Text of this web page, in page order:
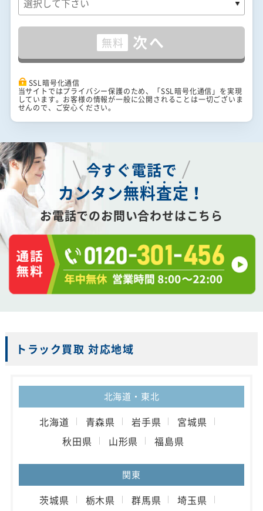
無料 次へ
SSL暗号化通信
当サイトではプライバシー保護のため、「SSL暗号化通信」を実現
しています。お客様の情報が一般に公開されることは一切ございま
せんので、ご安心ください。
今すぐ電話で
カンタン無料査定 ！
お電話でのお問い合わせはこちら
トラック買取 対応地域
北海道・東北
北海道 青森県 岩手県
宮城県
秋田県
山形県 福島県
関東
茨城県 栃木県 群馬県
埼玉県